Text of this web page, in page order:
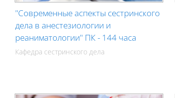
"Современные аспекты сестринского
дела в анестезиологии и
реаниматологии" ПК - 144 часа
Кафедра сестринского дела